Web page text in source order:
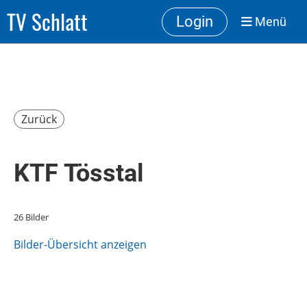
TV Schlatt Login Menü
Zurück
KTF Tösstal
26 Bilder
Bilder-Übersicht anzeigen